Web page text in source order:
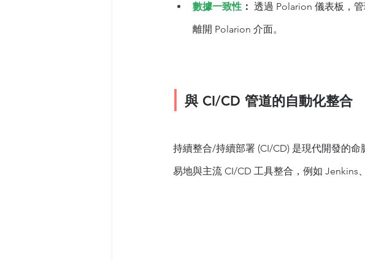
數據一致性 ： 透過 Polarion 儀表板，
離開 Polarion 介面。
| 與 CI/CD 管道的自動化整合
持續整合/持續部署 (CI/CD) 是現代開發的命
易地與主流 CI/CD 工具整合，例如 Jenkins